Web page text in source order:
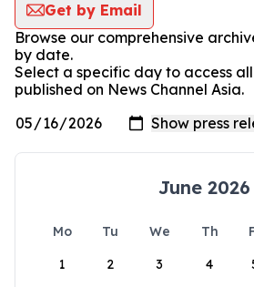
Get by Email
Browse our comprehensive
by date.
Select a specific day to access
published on News Channel Asia.
June 2026
Mo Tu We Th
1
2 3 4